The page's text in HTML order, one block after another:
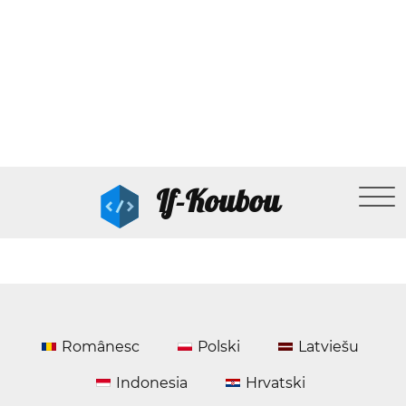
If-Koubou
Românesc Polski Latviešu
Indonesia Hrvatski